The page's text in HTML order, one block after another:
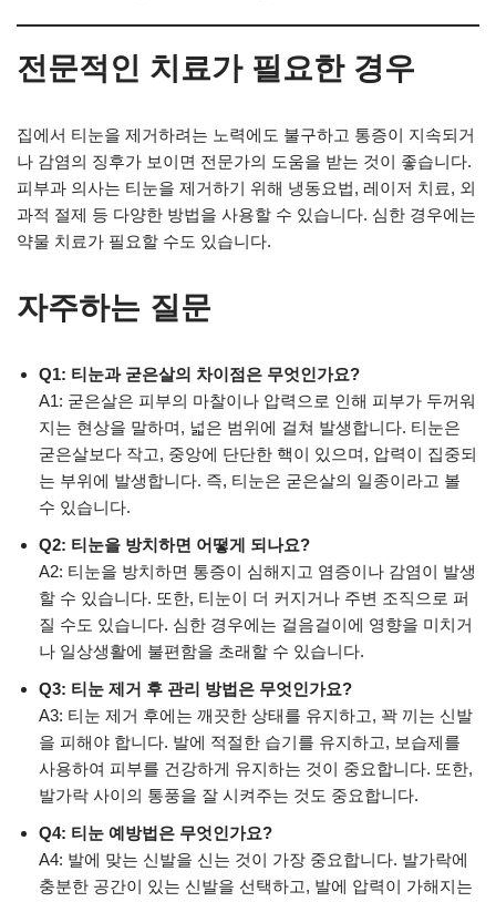
전문적인 치료가 필요한 경우
집에서 티눈을 제거하려는 노력에도 불구하고 통증이 지속되거
나 감염의 징후가 보이면 전문가의 도움을 받는 것이 좋습니다.
피부과 의사는 티눈을 제거하기 위해 냉동요법, 레이저 치료, 외
과적 절제 등 다양한 방법을 사용할 수 있습니다. 심한 경우에는
약물 치료가 필요할 수도 있습니다.
자주하는 질문
Q1: 티눈과 굳은살의 차이점은 무엇인가요?
A1: 굳은살은 피부의 마찰이나 압력으로 인해 피부가 두꺼워
지는 현상을 말하며, 넓은 범위에 걸쳐 발생합니다. 티눈은
굳은살보다 작고, 중앙에 단단한 핵이 있으며, 압력이 집중되
는 부위에 발생합니다. 즉, 티눈은 굳은살의 일종이라고 볼
수 있습니다.
Q2: 티눈을 방치하면 어떻게 되나요?
A2: 티눈을 방치하면 통증이 심해지고 염증이나 감염이 발생
할 수 있습니다. 또한, 티눈이 더 커지거나 주변 조직으로 퍼
질 수도 있습니다. 심한 경우에는 걸음걸이에 영향을 미치거
나 일상생활에 불편함을 초래할 수 있습니다.
Q3: 티눈 제거 후 관리 방법은 무엇인가요?
A3: 티눈 제거 후에는 깨끗한 상태를 유지하고, 꽉 끼는 신발
을 피해야 합니다. 발에 적절한 습기를 유지하고, 보습제를
사용하여 피부를 건강하게 유지하는 것이 중요합니다. 또한,
발가락 사이의 통풍을 잘 시켜주는 것도 중요합니다.
Q4: 티눈 예방법은 무엇인가요?
A4: 발에 맞는 신발을 신는 것이 가장 중요합니다. 발가락에
충분한 공간이 있는 신발을 선택하고, 발에 압력이 가해지는